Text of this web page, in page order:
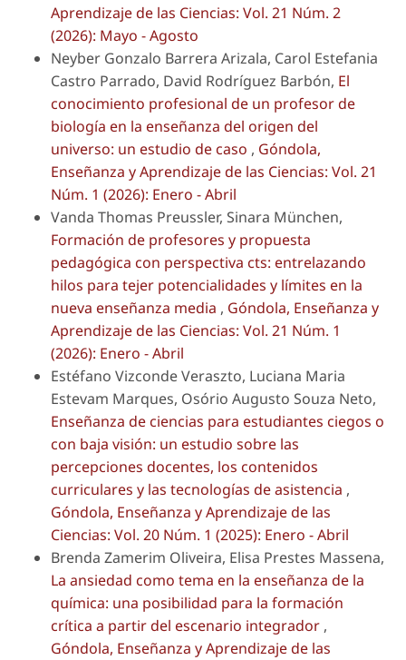
Aprendizaje de las Ciencias: Vol. 21 Núm. 2
(2026): Mayo - Agosto
Neyber Gonzalo Barrera Arizala, Carol Estefania
Castro Parrado, David Rodríguez Barbón, El
conocimiento profesional de un profesor de
biología en la enseñanza del origen del
universo: un estudio de caso , Góndola,
Enseñanza y Aprendizaje de las Ciencias: Vol. 21
Núm. 1 (2026): Enero - Abril
Vanda Thomas Preussler, Sinara München,
Formación de profesores y propuesta
pedagógica con perspectiva cts: entrelazando
hilos para tejer potencialidades y límites en la
nueva enseñanza media , Góndola, Enseñanza y
Aprendizaje de las Ciencias: Vol. 21 Núm. 1
(2026): Enero - Abril
Estéfano Vizconde Veraszto, Luciana Maria
Estevam Marques, Osório Augusto Souza Neto,
Enseñanza de ciencias para estudiantes ciegos o
con baja visión: un estudio sobre las
percepciones docentes, los contenidos
curriculares y las tecnologías de asistencia ,
Góndola, Enseñanza y Aprendizaje de las
Ciencias: Vol. 20 Núm. 1 (2025): Enero - Abril
Brenda Zamerim Oliveira, Elisa Prestes Massena,
La ansiedad como tema en la enseñanza de la
química: una posibilidad para la formación
crítica a partir del escenario integrador ,
Góndola, Enseñanza y Aprendizaje de las